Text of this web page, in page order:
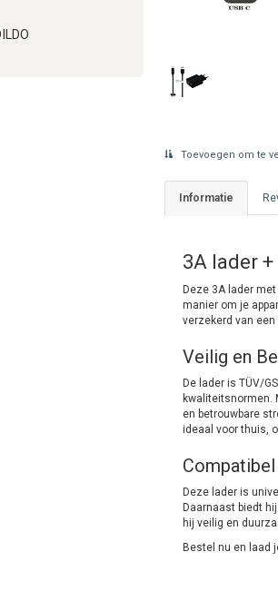
Toevoegen om te
Informatie
3A lader +
Deze 3A lader
manier om je
verzekerd van
Veilig en
De lader is TÜV/
kwaliteitsnormen.
en betrouwbare
ideaal voor thuis,
Compatibel
Deze lader is
Daarnaast biedt
hij veilig en
Bestel nu en laad